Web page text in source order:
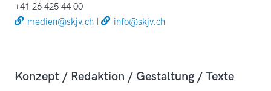
+41 26 425 44 00
medien@skjv.ch I info@skjv.ch
Konzept / Redaktion / Gestaltung / Texte